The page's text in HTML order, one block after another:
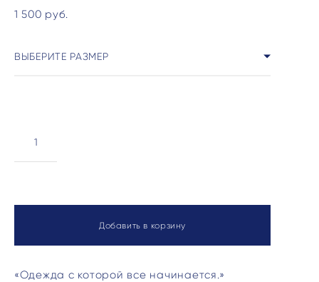
1 500 pуб.
ВЫБЕРИТЕ РАЗМЕР
Добавить в корзину
«Одежда с которой все начинается.»